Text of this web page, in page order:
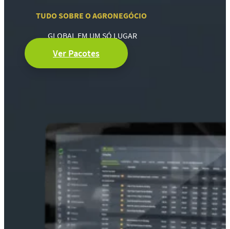
TUDO SOBRE O AGRONEGÓCIO
GLOBAL EM UM SÓ LUGAR
Ver Pacotes